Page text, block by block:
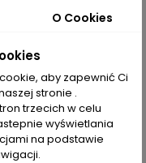
instrumentu.
Oceń
O Cookies
aby zapewnić Ci
stronie .
trzecich w celu
wyświetlania
na podstawie